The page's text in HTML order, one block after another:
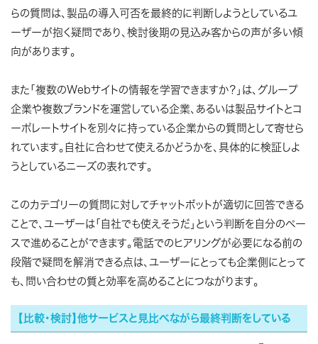
らの質問は、製品の導入可否を最終的に判断しようとしているユ
ーザーが抱く疑問であり、検討後期の見込み客からの声が多い傾
向があります。
また「複数のWebサイトの情報を学習できますか？」は、グループ
企業や複数ブランドを運営している企業、あるいは製品サイトとコ
ーポレートサイトを別々に持っている企業からの質問として寄せら
れています。自社に合わせて使えるかどうかを、具体的に検証しよ
うとしているニーズの表れです。
このカテゴリーの質問に対してチャットボットが適切に回答できる
ことで、ユーザーは「自社でも使えそうだ」という判断を自分のペー
スで進めることができます。電話でのヒアリングが必要になる前の
段階で疑問を解消できる点は、ユーザーにとっても企業側にとって
も、問い合わせの質と効率を高めることにつながります。
【比較・検討】他サービスと見比べながら最終判断をしている